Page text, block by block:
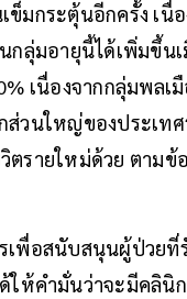
มกระตุ้นอีกครั้ง เนื่
กลุ่มอายุนี้ได้เพิ่มขึ้นเ
เนื่องจากกลุ่มพลเมื
วนใหญ่ของประเทศ
ตรายใหม่ด้วย ตามข้
เพื่อสนับสนุนผู้ป่วย
ให้คำมั่นว่าจะมีคลินิ